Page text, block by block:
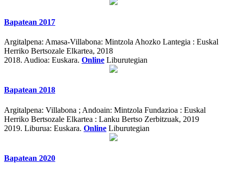
Bapatean 2017
Argitalpena: Amasa-Villabona: Mintzola Ahozko Lantegia : Euskal
Herriko Bertsozale Elkartea, 2018
2018. Audioa: Euskara. Online Liburutegian
Bapatean 2018
Argitalpena: Villabona ; Andoain: Mintzola Fundazioa : Euskal
Herriko Bertsozale Elkartea : Lanku Bertso Zerbitzuak, 2019
2019. Liburua: Euskara. Online Liburutegian
Bapatean 2020